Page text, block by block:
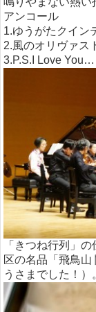
アンコール
1.ゆうがたクイ
2.風のオリヴァス
3.P.S.I Love
「きつね行列」
区の名品「飛鳥
うさまでした！）